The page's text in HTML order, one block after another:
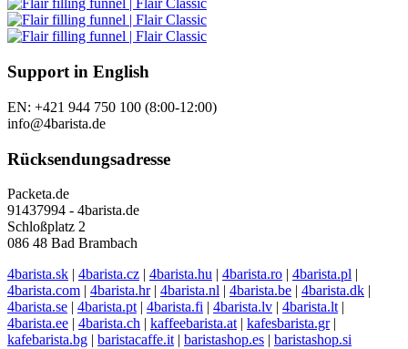
Support in English
EN: +421 944 750 100 (8:00-12:00)
info@4barista.de
Rücksendungsadresse
Packeta.de
91437994 - 4barista.de
Schloßplatz 2
086 48 Bad Brambach
4barista.sk | 4barista.cz | 4barista.hu | 4barista.ro | 4barista.pl |
4barista.com | 4barista.hr| 4barista.nl | 4barista.be | 4barista.dk |
4barista.se | 4barista.pt | 4barista.fi | 4barista.lv | 4barista.lt |
4barista.ee | 4barista.ch | kaffeebarista.at | kafesbarista.gr|
kafebarista.bg | baristacaffe.it | baristashop.es | baristashop.si